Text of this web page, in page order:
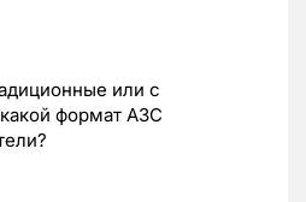
или с
формат АЗС